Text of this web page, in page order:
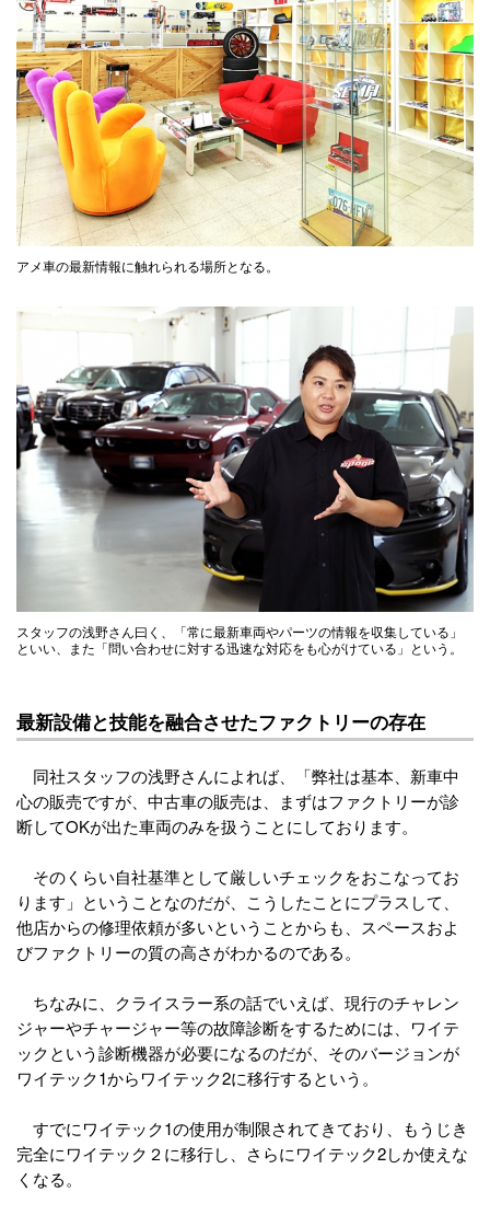
アメ車の最新情報に触れられる場所となる。
スタッフの浅野さん曰く、「常に最新車両やパーツの情報を収集している」
といい、また「問い合わせに対する迅速な対応をも心がけている」という。
最新設備と技能を融合させたファクトリーの存在
同社スタッフの浅野さんによれば、「弊社は基本、新車中
心の販売ですが、中古車の販売は、まずはファクトリーが診
断してOKが出た車両のみを扱うことにしております。
そのくらい自社基準として厳しいチェックをおこなってお
ります」ということなのだが、こうしたことにプラスして、
他店からの修理依頼が多いということからも、スペースおよ
びファクトリーの質の高さがわかるのである。
ちなみに、クライスラー系の話でいえば、現行のチャレン
ジャーやチャージャー等の故障診断をするためには、ワイテ
ックという診断機器が必要になるのだが、そのバージョンが
ワイテック1からワイテック2に移行するという。
すでにワイテック1の使用が制限されてきており、もうじき
完全にワイテック２に移行し、さらにワイテック2しか使えな
くなる。